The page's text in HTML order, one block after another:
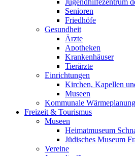
Jugendhilfezentrum
Senioren
Friedhöfe
Gesundheit
Ärzte
Apotheken
Krankenhäuser
Tierärzte
Einrichtungen
Kirchen, Kapellen
Museen
Kommunale Wärmeplanung
Freizeit & Tourismus
Museen
Heimatmuseum
Jüdisches Museum
Vereine